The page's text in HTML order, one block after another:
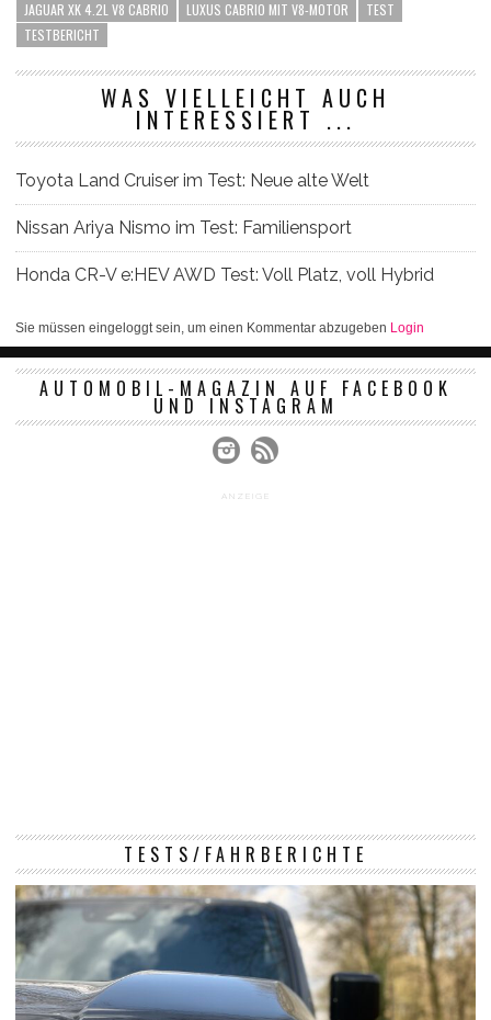
JAGUAR XK 4.2L V8 CABRIO LUXUS CABRIO MIT V8-MOTOR
TEST
TESTBERICHT
WAS VIELLEICHT AUCH
INTERESSIERT ...
Toyota Land Cruiser im Test: Neue alte Welt
Nissan Ariya Nismo im Test: Familiensport
Honda CR-V e:HEV AWD Test: Voll Platz, voll Hybrid
Sie müssen eingeloggt sein, um einen Kommentar abzugeben Login
AUTOMOBIL-MAGAZIN AUF FACEBOOK
UND INSTAGRAM
ANZEIGE
TESTS/FAHRBERICHTE